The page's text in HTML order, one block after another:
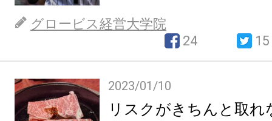
グロービス経営大学院
24
15
2023/01/10
リスクがきちんと取れ